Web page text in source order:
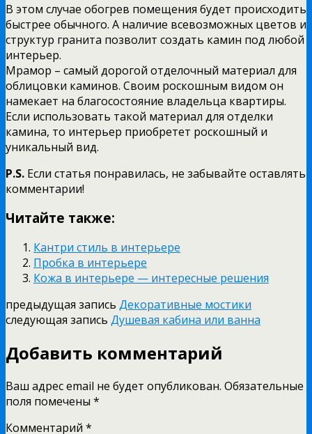
В этом случае обогрев помещения будет происходить
быстрее обычного. А наличие всевозможных цветов и
структур гранита позволит создать камин под любой
интерьер.
Мрамор – самый дорогой отделочный материал для
облицовки каминов. Своим роскошным видом он
намекает на благосостояние владельца квартиры.
Если использовать такой материал для отделки
камина, то интерьер приобретет роскошный и
уникальный вид.
P.S. Если статья понравилась, не забывайте оставлять
комментарии!
Читайте также:
Кантри стиль в интерьере
Пробка в интерьере
Кожа в интерьере — интересные решения
предыдущая запись Декоративные мостики
следующая запись Душевая кабина или ванна
Добавить комментарий
Ваш адрес email не будет опубликован. Обязательные
поля помечены *
Комментарий *